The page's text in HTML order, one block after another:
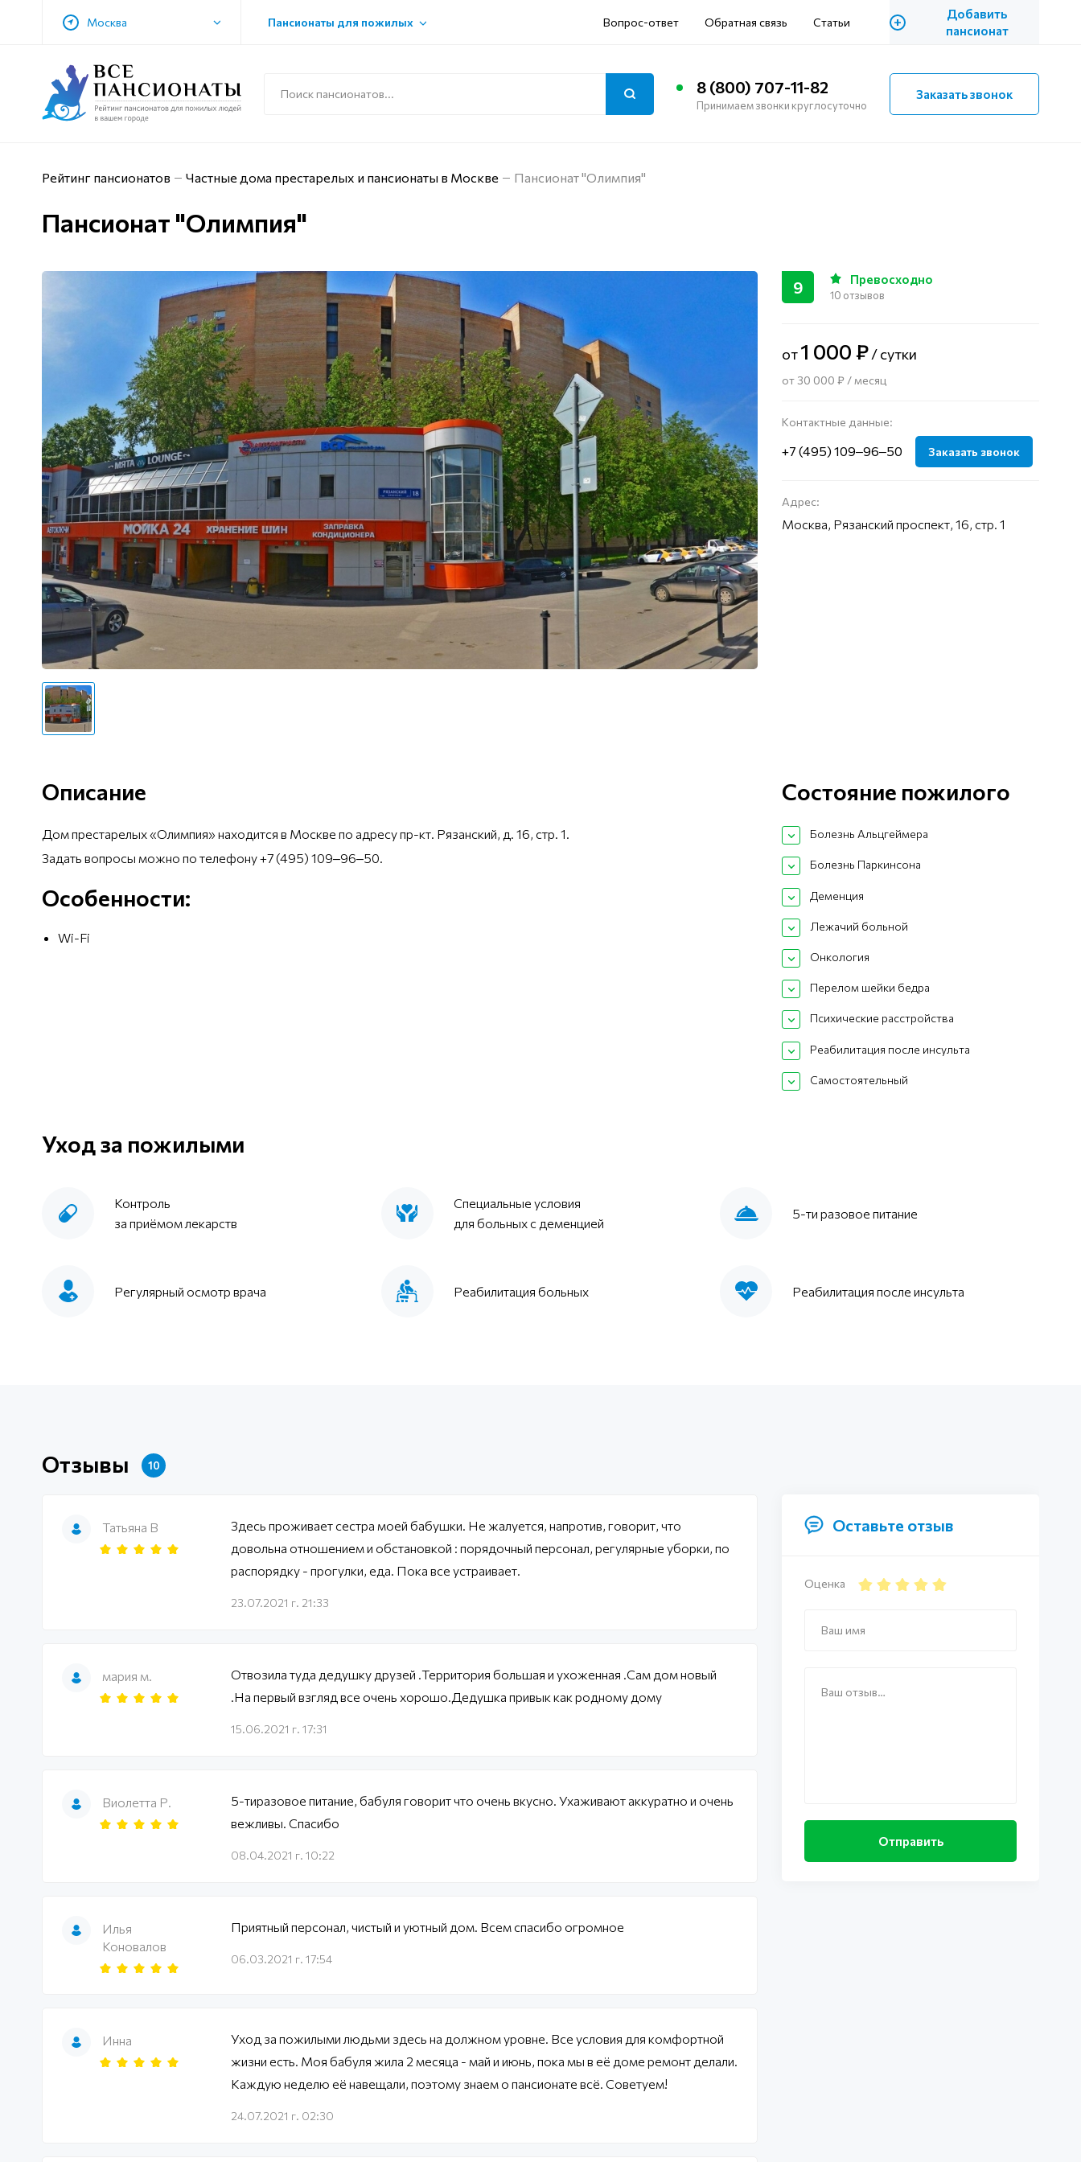
Москва Пансионаты для пожилых Вопрос-ответ Обратная связь Статьи +
Добавить
пансионат
8 (800) 707-11-82
Принимаем звонки круглосуточно
Заказать звонок
Рейтинг пансионатов Частные дома престарелых и пансионаты в Москве Пансионат "Олимпия"
Пансионат "Олимпия"
9 Превосходно
10 отзывов
от1 000 ₽/ сутки
от 30 000 ₽ / месяц
Контактные данные:
+7 (495) 109‒96‒50 Заказать звонок
Адрес:
Москва, Рязанский проспект, 16, стр. 1
Описание
Дом престарелых «Олимпия» находится в Москве по адресу пр-кт. Рязанский, д. 16, стр. 1.
Задать вопросы можно по телефону+7 (495) 109‒96‒50.
Особенности:
Wi-Fi
Состояние пожилого
Болезнь Альцгеймера
Болезнь Паркинсона
Деменция
Лежачий больной
Онкология
Перелом шейки бедра
Психические расстройства
Реабилитация после инсульта
Самостоятельный
Уход за пожилыми
Контроль
за приёмом лекарств
Специальные условия
для больных с деменцией
5-ти разовое питание
Регулярный осмотр врача Реабилитация больных Реабилитация после инсульта
Отзывы 10
Татьяна В
Здесь проживает сестра моей бабушки. Не жалуется, напротив, говорит, что
довольна отношением и обстановкой : порядочный персонал, регулярные уборки, по
распорядку - прогулки, еда. Пока все устраивает.
23.07.2021 г. 21:33
мария м.
Отвозила туда дедушку друзей .Территория большая и ухоженная .Сам дом новый
.На первый взгляд все очень хорошо.Дедушка привык как родному дому
15.06.2021 г. 17:31
Виолетта Р.
5-тиразовое питание, бабуля говорит что очень вкусно. Ухаживают аккуратно и очень
вежливы. Спасибо
08.04.2021 г. 10:22
Илья
Коновалов
Приятный персонал, чистый и уютный дом. Всем спасибо огромное
06.03.2021 г. 17:54
Инна
Уход за пожилыми людьми здесь на должном уровне. Все условия для комфортной
жизни есть. Моя бабуля жила 2 месяца - май и июнь, пока мы в её доме ремонт делали.
Каждую неделю её навещали, поэтому знаем о пансионате всё. Советуем!
24.07.2021 г. 02:30
Оставьте отзыв
Оценка